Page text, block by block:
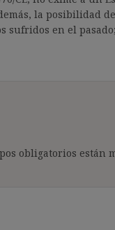
la posibilidad
sufridos en el pasado;
obligatorios están